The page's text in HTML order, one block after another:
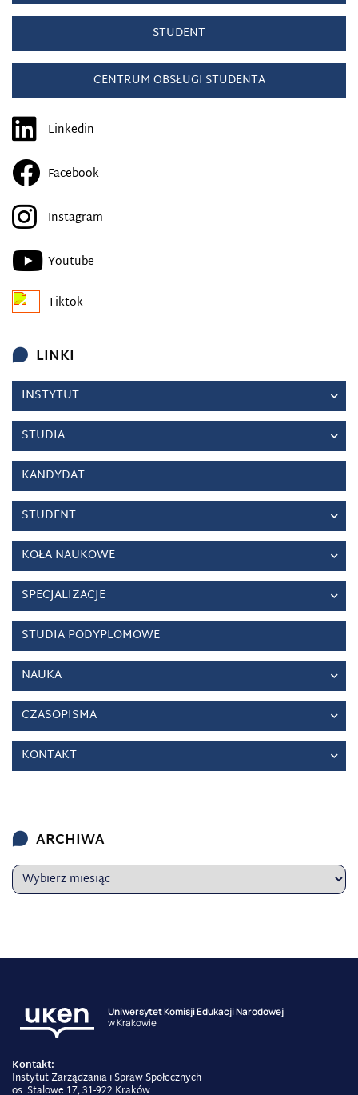
STUDENT
CENTRUM OBSŁUGI STUDENTA
Linkedin
Facebook
Instagram
Youtube
Tiktok
LINKI
INSTYTUT
STUDIA
KANDYDAT
STUDENT
KOŁA NAUKOWE
SPECJALIZACJE
STUDIA PODYPLOMOWE
NAUKA
CZASOPISMA
KONTAKT
ARCHIWA
Uniwersytet Komisji Edukacji Narodowej
w Krakowie
Kontakt:
Instytut Zarządzania i Spraw Społecznych
os. Stalowe 17, 31-922 Kraków